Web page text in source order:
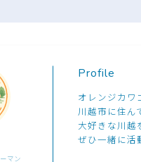
マン
Profile
オレンジカワ
川越市に住ん
大好きな川越
ぜひ一緒に活